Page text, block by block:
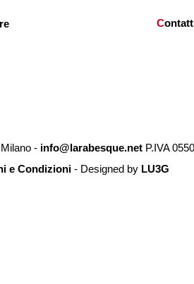
C
- info@larabesque.netP.IVA
e Condizioni - Designed by LU3G